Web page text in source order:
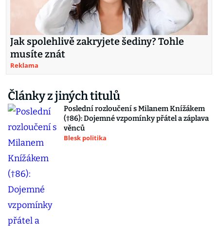
Jak spolehlivě zakryjete šediny? Tohle
musíte znát
Reklama
Články z jiných titulů
Poslední rozloučení s Milanem Knížákem
(†86): Dojemné vzpomínky přátel a záplava
věnců
Blesk politika